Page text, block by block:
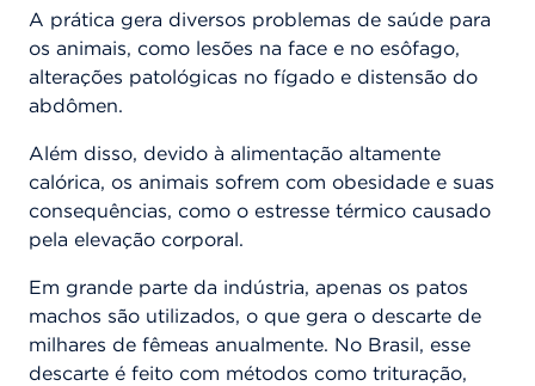
A prática gera diversos problemas de saúde para
os animais, como lesões na face e no esôfago,
alterações patológicas no fígado e distensão do
abdômen.
Além disso, devido à alimentação altamente
calórica, os animais sofrem com obesidade e suas
consequências, como o estresse térmico causado
pela elevação corporal.
Em grande parte da indústria, apenas os patos
machos são utilizados, o que gera o descarte de
milhares de fêmeas anualmente. No Brasil, esse
descarte é feito com métodos como trituração,